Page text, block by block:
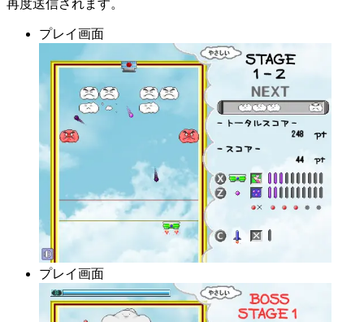
再度送信されます。
プレイ画面
プレイ画面